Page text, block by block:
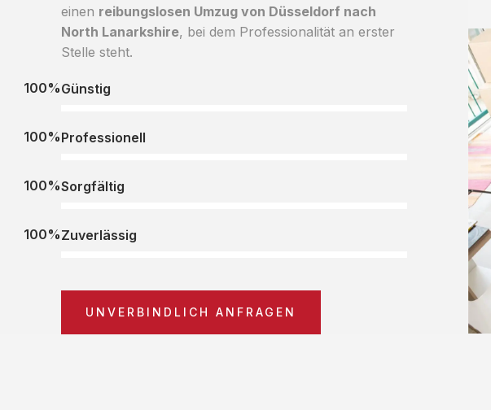
einen reibungslosen Umzug von Düsseldorf nach
North Lanarkshire, bei dem Professionalität an erster
Stelle steht.
Günstig
100%
Professionell
100%
Sorgfältig
100%
Zuverlässig
100%
UNVERBINDLICH ANFRAGEN